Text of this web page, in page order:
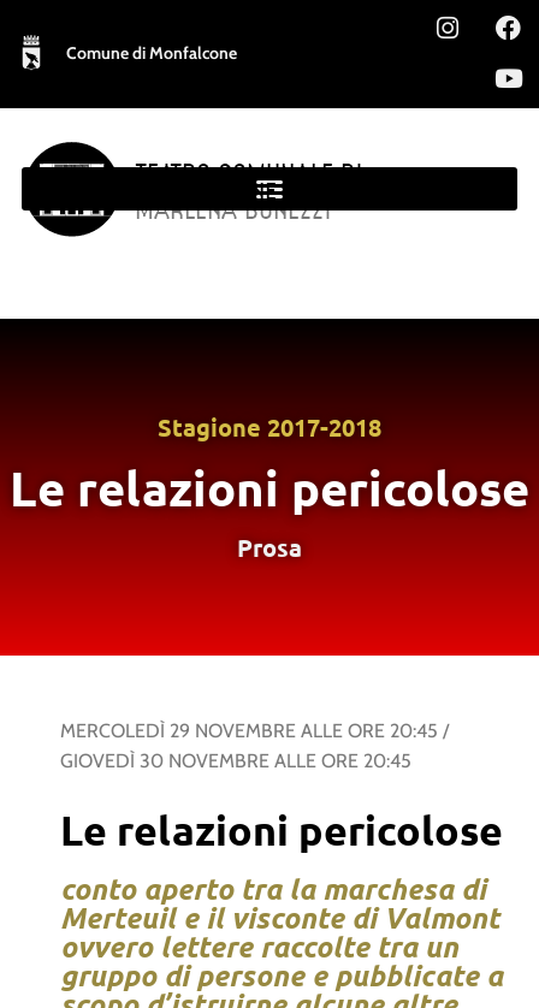
Comune di Monfalcone
TEATRO COMUNALE DI
MONFALCONE
MARLENA BONEZZI
Stagione 2017-2018
Le relazioni pericolose
Prosa
MERCOLEDÌ 29 NOVEMBRE ALLE ORE 20:45 /
GIOVEDÌ 30 NOVEMBRE ALLE ORE 20:45
Le relazioni pericolose
conto aperto tra la marchesa di
Merteuil e il visconte di Valmont
ovvero lettere raccolte tra un
gruppo di persone e pubblicate a